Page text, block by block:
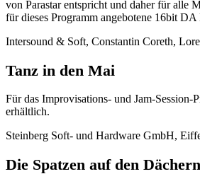
von Parastar entspricht und daher für alle
für dieses Programm angebotene 16bit
Intersound & Soft, Constantin Coreth,
Tanz in den Mai
Für das Improvisations- und Jam-
erhältlich.
Steinberg Soft- und Hardware GmbH,
Die Spatzen auf den